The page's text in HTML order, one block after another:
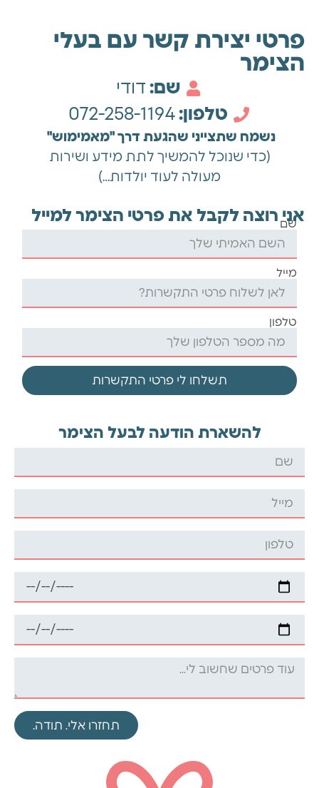
פרטי יצירת קשר עם בעלי
הצימר
שם: דודי
טלפון:072-258-1194
נשמח שתצייני שהגעת דרך "מאמימוש"
(כדי שנוכל להמשיך לתת מידע ושירות
מעולה לעוד יולדות…)
אני רוצה לקבל את פרטי הצימר למייל
שם
מייל
טלפון
תשלחו לי פרטי התקשרות
להשארת הודעה לבעל הצימר
תחזרו אלי. תודה.